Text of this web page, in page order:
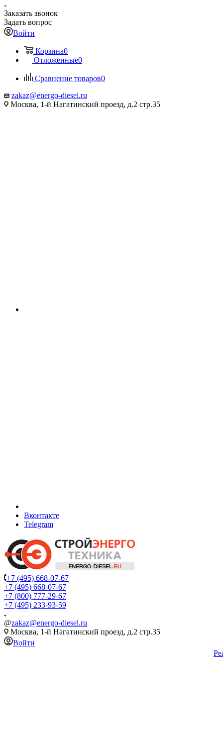
Заказать звонок
Задать вопрос
Войти
Корзина0
Отложенные0
Сравнение товаров0
zakaz@energo-diesel.ru
Москва, 1-й Нагатинский проезд, д.2 стр.35
Вконтакте
Telegram
+7 (495) 668-07-67
+7 (495) 668-07-67
+7 (800) 777-29-67
+7 (495) 233-93-59
@zakaz@energo-diesel.ru
Москва, 1-й Нагатинский проезд, д.2 стр.35
Войти